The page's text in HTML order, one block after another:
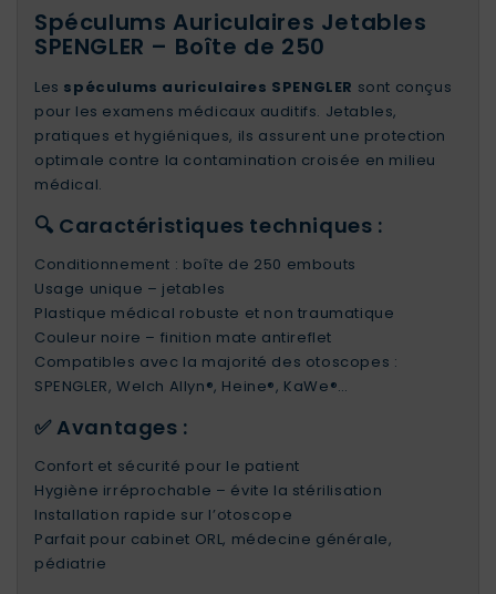
Spéculums Auriculaires Jetables
SPENGLER – Boîte de 250
Les spéculums auriculaires SPENGLER sont conçus
pour les examens médicaux auditifs. Jetables,
pratiques et hygiéniques, ils assurent une protection
optimale contre la contamination croisée en milieu
médical.
🔍 Caractéristiques techniques :
Conditionnement : boîte de 250 embouts
Usage unique – jetables
Plastique médical robuste et non traumatique
Couleur noire – finition mate antireflet
Compatibles avec la majorité des otoscopes :
SPENGLER, Welch Allyn®, Heine®, KaWe®…
✅ Avantages :
Confort et sécurité pour le patient
Hygiène irréprochable – évite la stérilisation
Installation rapide sur l’otoscope
Parfait pour cabinet ORL, médecine générale,
pédiatrie